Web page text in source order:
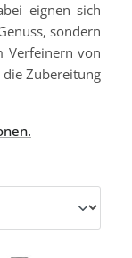
eignen sich
sondern
Verfeinern von
Zubereitung